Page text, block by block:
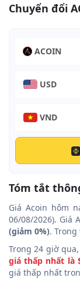
Chuyển đổi
ACOIN
USD
VND
Tóm tắt
Giá Acoin hôm
06/08/2026). Giá
(giảm 0%).
Trong 24 giờ
giá thấp nhất là
giá thấp nhất